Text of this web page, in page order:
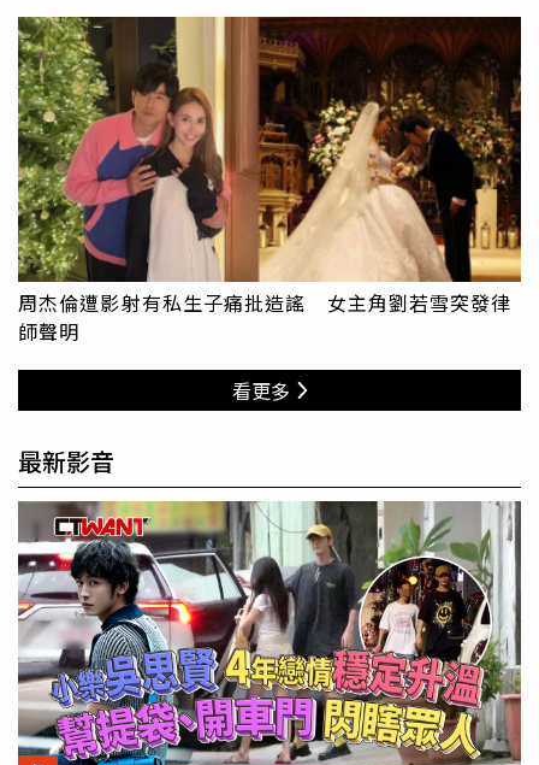
周杰倫遭影射有私生子痛批造謠 女主角劉若雪突發律
師聲明
看更多
最新影音